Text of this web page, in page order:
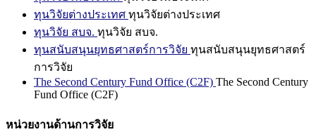
ทุนวิจัยต่างประเทศ ทุนวิจัยต่างประเทศ
ทุนวิจัย สบจ. ทุนวิจัย สบจ.
ทุนสนับสนุนยุทธศาสตร์การวิจัย ทุนสนับสนุนยุทธศาสตร์
การวิจัย
The Second Century Fund Office (C2F) The Second Century
Fund Office (C2F)
หน่วยงานด้านการวิจัย